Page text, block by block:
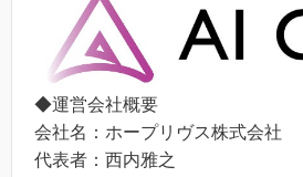
◆運営会社概要
会社名：ホープリヴス株式会社
代表者：西内雅之